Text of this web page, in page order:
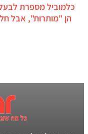
כלמוביל מספרת
הן "מותרות", אבל